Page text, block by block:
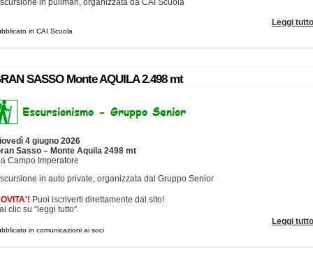
in pullman, organizzata da CAI Scuola
Leggi
in CAI Scuola
SASSO Monte AQUILA 2.498 mt
4 giugno 2026
Sasso – Monte Aquila 2498 mt
Campo Imperatore
in auto private, organizzata dal Gruppo Senior
Puoi iscriverti direttamente dal sito!
clic su “leggi tutto”.
Leggi
in comunicazioni ai soci